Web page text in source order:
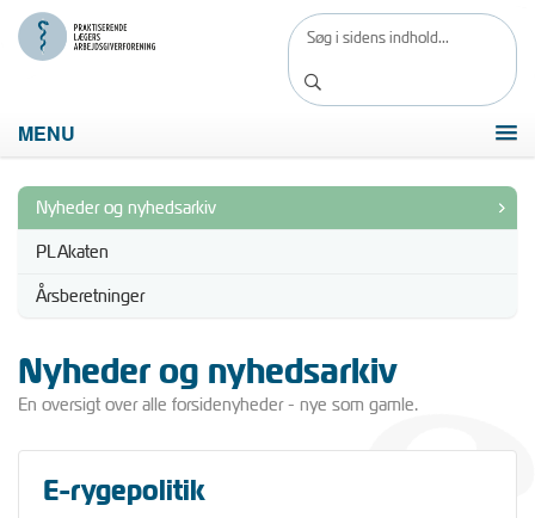
MENU
Nyheder og nyhedsarkiv
PLAkaten
Årsberetninger
Nyheder og nyhedsarkiv
En oversigt over alle forsidenyheder - nye som gamle.
E-rygepolitik